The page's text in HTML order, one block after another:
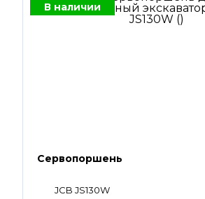
В наличии
Сервопоршень
JCB JS130W